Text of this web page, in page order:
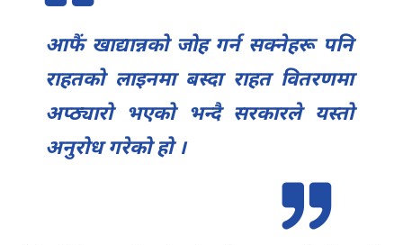
आफैं खाद्यान्नको जोह गर्न सक्नेहरू पनि
राहतको लाइनमा बस्दा राहत वितरणमा
अप्ठ्यारो भएको भन्दै सरकारले यस्तो
अनुरोध गरेको हो ।